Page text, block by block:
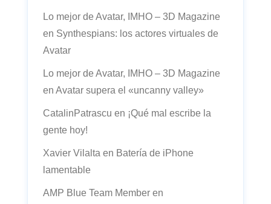
Lo mejor de Avatar, IMHO – 3D Magazine
en Synthespians: los actores virtuales de
Avatar
Lo mejor de Avatar, IMHO – 3D Magazine
en Avatar supera el «uncanny valley»
CatalinPatrascu en ¡Qué mal escribe la
gente hoy!
Xavier Vilalta en Batería de iPhone
lamentable
AMP Blue Team Member en